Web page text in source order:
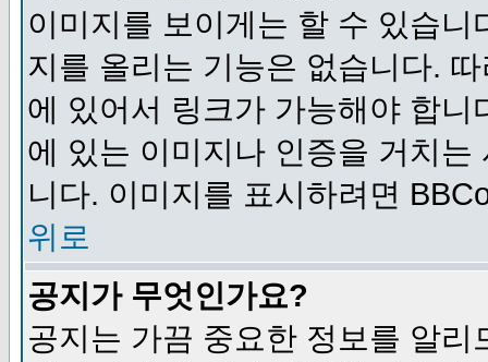
이미지를 보이게는 할 수 있습
지를 올리는 기능은 없습니다.
에 있어서 링크가 가능해야 합
에 있는 이미지나 인증을 거치
니다. 이미지를 표시하려면
위로
공지가 무엇인가요?
공지는 가끔 중요한 정보를 알